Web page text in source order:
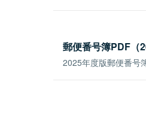
郵便番号簿PDF（
2025年度版郵便番号